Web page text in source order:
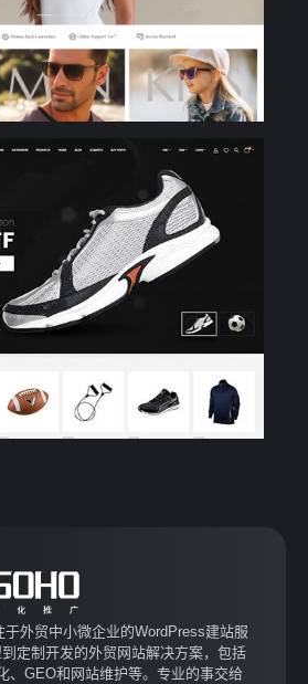
外贸中小微企业的WordPress建站服
定制开发的外贸网站解决方案，包括
、GEO和网站维护等。专业的事交给